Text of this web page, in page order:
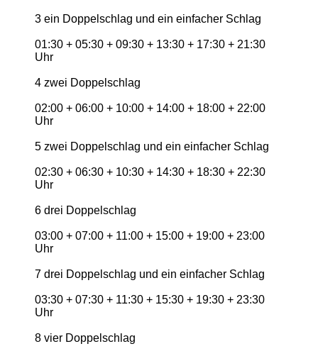
3 ein Doppelschlag und ein einfacher Schlag
01:30 + 05:30 + 09:30 + 13:30 + 17:30 + 21:30
Uhr
4 zwei Doppelschlag
02:00 + 06:00 + 10:00 + 14:00 + 18:00 + 22:00
Uhr
5 zwei Doppelschlag und ein einfacher Schlag
02:30 + 06:30 + 10:30 + 14:30 + 18:30 + 22:30
Uhr
6 drei Doppelschlag
03:00 + 07:00 + 11:00 + 15:00 + 19:00 + 23:00
Uhr
7 drei Doppelschlag und ein einfacher Schlag
03:30 + 07:30 + 11:30 + 15:30 + 19:30 + 23:30
Uhr
8 vier Doppelschlag